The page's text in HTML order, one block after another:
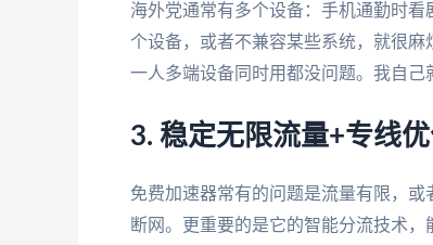
海外党通常有多个设备：手机通勤时
个设备，或者不兼容某些系统，就很麻
一人多端设备同时用都没问题。我自己
3. 稳定无限流量+专线
免费加速器常有的问题是流量有限，或
断网。更重要的是它的智能分流技术